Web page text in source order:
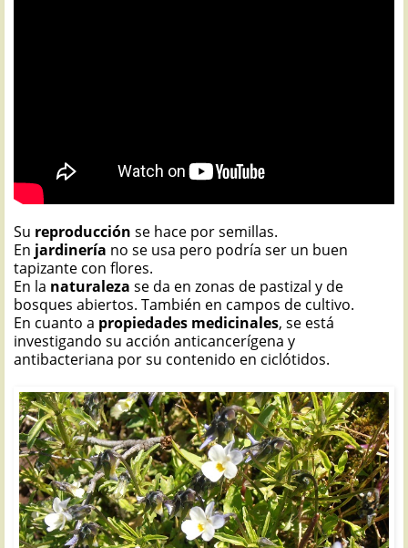
Su reproducción se hace por semillas.
En jardinería no se usa pero podría ser un buen
tapizante con flores.
En la naturaleza se da en zonas de pastizal y de
bosques abiertos. También en campos de cultivo.
En cuanto a propiedades medicinales, se está
investigando su acción anticancerígena y
antibacteriana por su contenido en ciclótidos.